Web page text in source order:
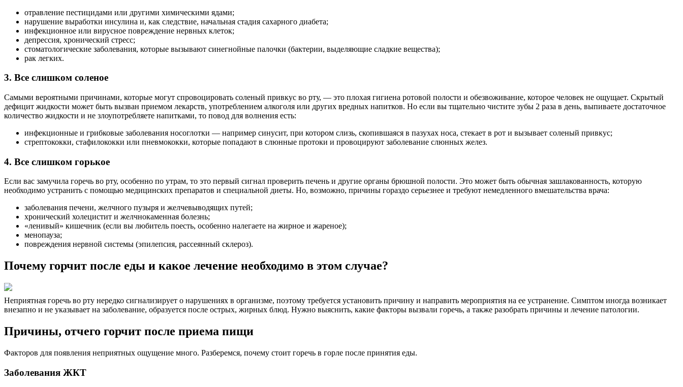
отравление пестицидами или другими химическими ядами;
нарушение выработки инсулина и, как следствие, начальная стадия сахарного диабета;
инфекционное или вирусное повреждение нервных клеток;
депрессия, хронический стресс;
стоматологические заболевания, которые вызывают синегнойные палочки (бактерии, выделяющие сладкие вещества);
рак легких.
3. Все слишком соленое
Самыми вероятными причинами, которые могут спровоцировать соленый привкус во рту, — это плохая гигиена ротовой полости и обезвоживание, которое человек не ощущает. Скрытый
дефицит жидкости может быть вызван приемом лекарств, употреблением алкоголя или других вредных напитков. Но если вы тщательно чистите зубы 2 раза в день, выпиваете достаточное
количество жидкости и не злоупотребляете напитками, то повод для волнения есть:
инфекционные и грибковые заболевания носо­глотки — например синусит, при котором слизь, скопившаяся в пазухах носа, стекает в рот и вызывает соленый привкус;
стрептококки, стафилококки или пневмококки, которые попадают в слюнные протоки и провоцируют заболевание слюнных желез.
4. Все слишком горькое
Если вас замучила горечь во рту, особенно по утрам, то это первый сигнал проверить печень и другие органы брюшной полости. Это может быть обычная зашлакованность, которую
необходимо устранить с помощью медицинских препаратов и специальной диеты. Но, возможно, причины гораздо серьезнее и требуют немедленного вмешательства врача:
заболевания печени, желчного пузыря и желчевыводящих путей;
хронический холецистит и желчнокаменная болезнь;
«ленивый» кишечник (если вы любитель поесть, особенно налегаете на жирное и жареное);
менопауза;
повреждения нервной системы (эпилепсия, рассеянный склероз).
Почему горчит после еды и какое лечение необходимо в этом случае?
Неприятная горечь во рту нередко сигнализирует о нарушениях в организме, поэтому требуется установить причину и направить мероприятия на ее устранение. Симптом иногда возникает
внезапно и не указывает на заболевание, образуется после острых, жирных блюд. Нужно выяснить, какие факторы вызвали горечь, а также разобрать причины и лечение патологии.
Причины, отчего горчит после приема пищи
Факторов для появления неприятных ощущение много. Разберемся, почему стоит горечь в горле после принятия еды.
Заболевания ЖКТ